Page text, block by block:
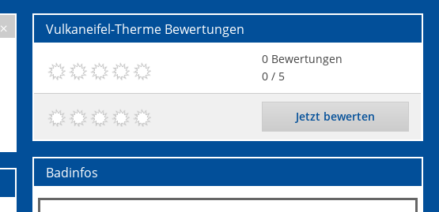
Vulkaneifel-Therme Bewertungen
0 Bewertungen
0 / 5
Jetzt bewerten
Badinfos